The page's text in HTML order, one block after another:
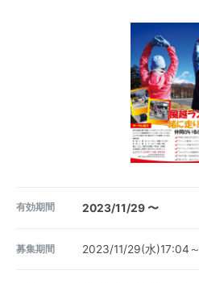
有効期間 2023/11/29 〜
募集期間 2023/11/29(水)17:04～